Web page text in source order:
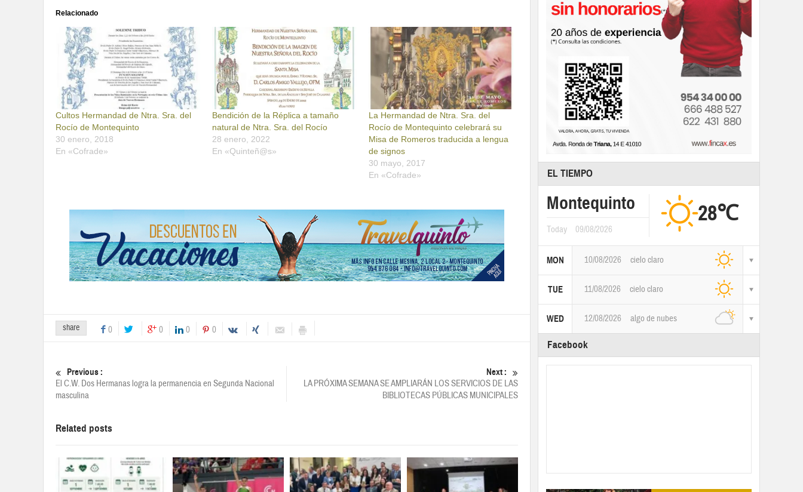
Relacionado
Cultos Hermandad de Ntra. Sra. del
Rocío de Montequinto
30 enero, 2018
En «Cofrade»
Bendición de la Réplica a tamaño
natural de Ntra. Sra. del Rocío
28 enero, 2022
En «Quinteñ@s»
La Hermandad de Ntra. Sra. del
Rocío de Montequinto celebrará su
Misa de Romeros traducida a lengua
de signos
30 mayo, 2017
En «Cofrade»
share 0 0 0 0
Previous :
El C.W. Dos Hermanas logra la permanencia en Segunda Nacional
masculina
Next :
LA PRÓXIMA SEMANA SE AMPLIARÁN LOS SERVICIOS DE LAS
BIBLIOTECAS PÚBLICAS MUNICIPALES
Related posts
EL TIEMPO
Montequinto
Today 09/08/2026
28℃
MON 10/08/2026 cielo claro
TUE 11/08/2026 cielo claro
WED 12/08/2026 algo de nubes
Facebook